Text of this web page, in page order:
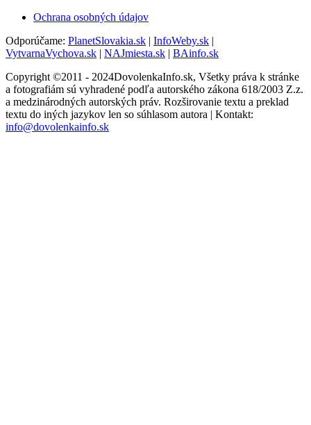
Ochrana osobných údajov
Odporúčame: PlanetSlovakia.sk | InfoWeby.sk |
VytvarnaVychova.sk | NAJmiesta.sk | BAinfo.sk
Copyright ©2011 - 2024DovolenkaInfo.sk, Všetky práva k stránke
a fotografiám sú vyhradené podľa autorského zákona 618/2003 Z.z.
a medzinárodných autorských práv. Rozširovanie textu a preklad
textu do iných jazykov len so súhlasom autora | Kontakt:
info@dovolenkainfo.sk